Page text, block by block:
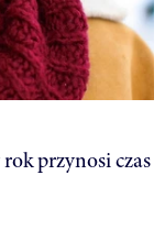
przynosi czas